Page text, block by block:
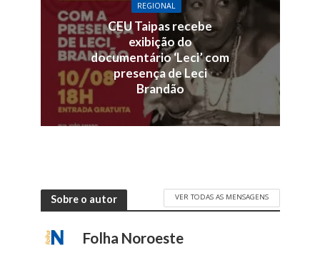
REGIONAL
CEU Taipas recebe
exibição do
documentário ‘Leci’ com
presença de Leci
Brandão
Sobre o autor VER TODAS AS MENSAGENS
Folha Noroeste